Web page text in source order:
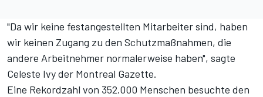
"Da wir keine festangestellten Mitarbeiter sind, haben
wir keinen Zugang zu den Schutzmaßnahmen, die
andere Arbeitnehmer normalerweise haben", sagte
Celeste Ivy der Montreal Gazette.
Eine Rekordzahl von 352.000 Menschen besuchte den